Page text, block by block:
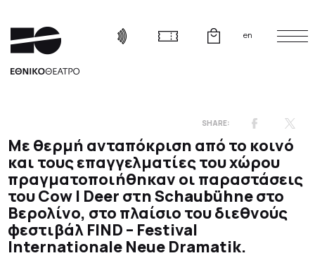
en
Με θερμή ανταπόκριση από το κοινό
και τους επαγγελματίες του χώρου
πραγματοποιήθηκαν οι παραστάσεις
του Cow | Deer στη Schaubühne στο
Βερολίνο, στο πλαίσιο του διεθνούς
φεστιβάλ FIND – Festival
Internationale Neue Dramatik.